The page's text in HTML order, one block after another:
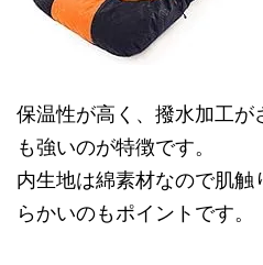
保温性が高く、撥水加工が
も強いのが特徴です。
内生地は綿素材なので肌
らかいのもポイントです。